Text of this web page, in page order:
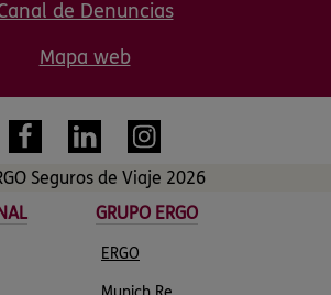
de Denuncias
Mapa web
Seguros de Viaje 2026
GRUPO ERGO
ERGO